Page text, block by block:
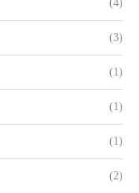
(4)
(3)
(1)
(1)
(1)
(2)